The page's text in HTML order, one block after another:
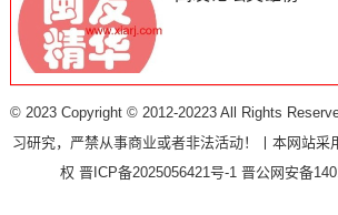
© 2023 Copyright © 2012-20223 All Rights
习研究，严禁从事商业或者非法活动！丨本网站采
权晋ICP备2025056421号-1晋公网安备